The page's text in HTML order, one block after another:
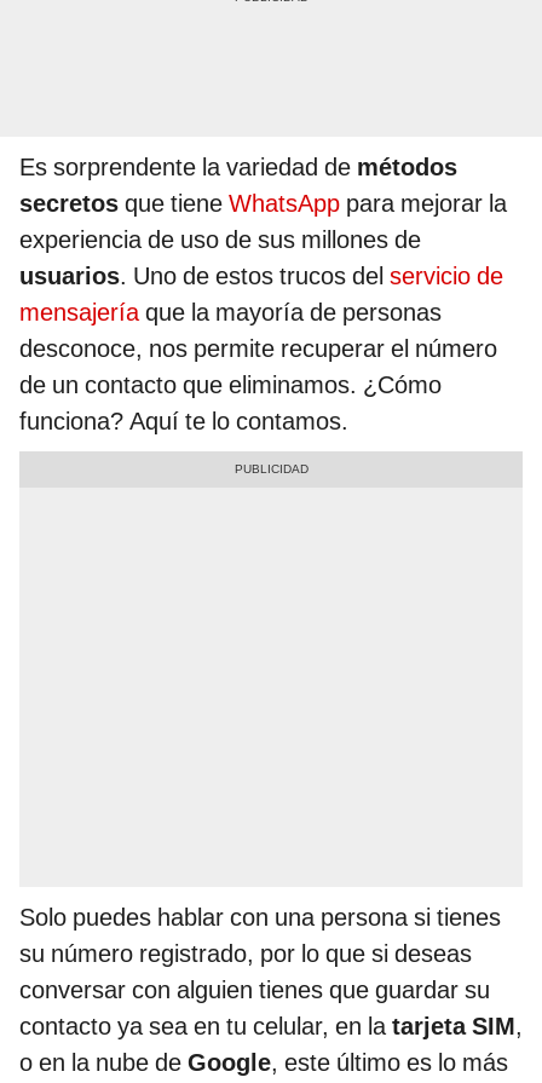
Es sorprendente la variedad de métodos
secretos que tiene WhatsApp para mejorar la
experiencia de uso de sus millones de
usuarios. Uno de estos trucos del servicio de
mensajeríaque la mayoría de personas
desconoce, nos permite recuperar el número
de un contacto que eliminamos. ¿Cómo
funciona? Aquí te lo contamos.
Solo puedes hablar con una persona si tienes
su número registrado, por lo que si deseas
conversar con alguien tienes que guardar su
contacto ya sea en tu celular, en latarjeta SIM,
o en la nube de Google, este último es lo más